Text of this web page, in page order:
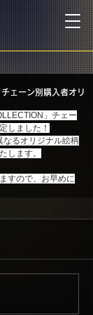
ェーン別購入者オリ
」チェー
しました！
なるオリジナル絵柄
します。
すので、お早めに